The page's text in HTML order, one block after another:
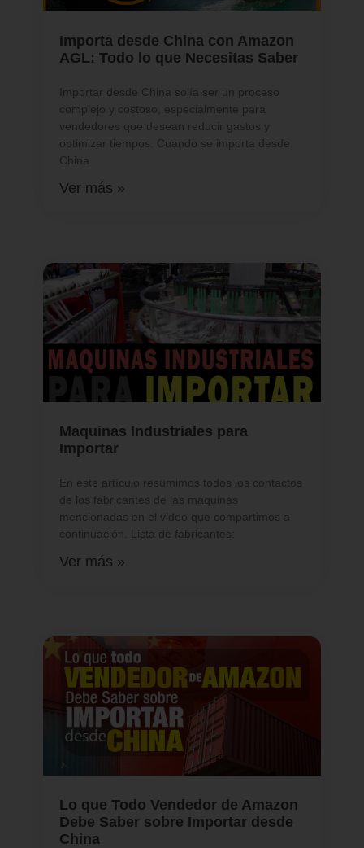
Importa desde China con Amazon
AGL: Todo lo que Necesitas Saber
Importar desde China solía ser un proceso
complejo y costoso, especialmente para
vendedores que desean reducir gastos y
optimizar tiempos. Cuando se importa desde
China
Ver más »
Maquinas Industriales para
Importar
En este artículo resumimos todos los contactos
de los fabricantes de las máquinas
mencionadas en el video que compartimos a
continuación. Lista de fabricantes:
Ver más »
Lo que Todo Vendedor de Amazon
Debe Saber sobre Importar desde
China